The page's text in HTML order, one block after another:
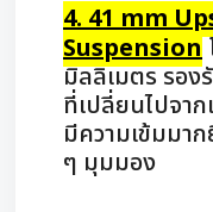
4. 41 mm
Suspension
มิลลิเมตร รอง
ที่เปลี่ยนไปจา
มีความเข้มมา
ๆ มุมมอง